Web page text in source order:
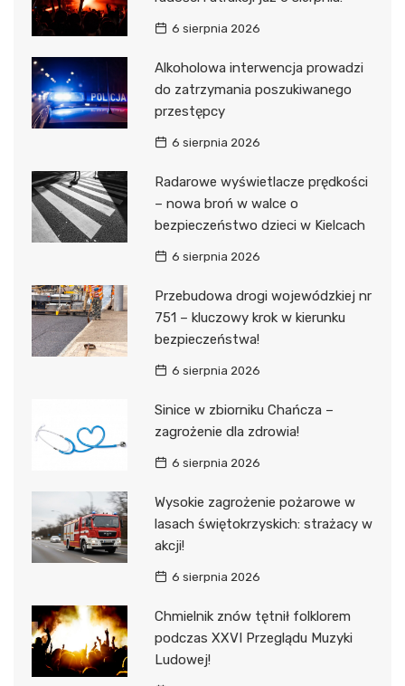
6 sierpnia 2026
Alkoholowa interwencja prowadzi
do zatrzymania poszukiwanego
przestępcy
6 sierpnia 2026
Radarowe wyświetlacze prędkości
– nowa broń w walce o
bezpieczeństwo dzieci w Kielcach
6 sierpnia 2026
Przebudowa drogi wojewódzkiej nr
751 – kluczowy krok w kierunku
bezpieczeństwa!
6 sierpnia 2026
Sinice w zbiorniku Chańcza –
zagrożenie dla zdrowia!
6 sierpnia 2026
Wysokie zagrożenie pożarowe w
lasach świętokrzyskich: strażacy w
akcji!
6 sierpnia 2026
Chmielnik znów tętnił folklorem
podczas XXVI Przeglądu Muzyki
Ludowej!